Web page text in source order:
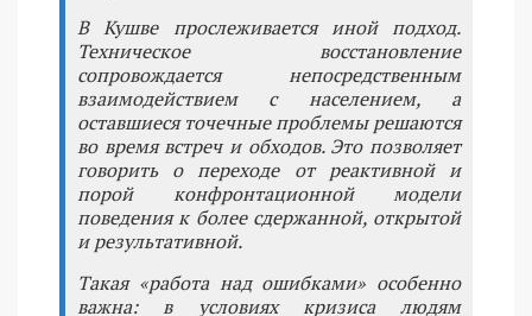
В Кушве прослеживается иной подход.
Техническое восстановление
сопровождается непосредственным
взаимодействием с населением, а
оставшиеся точечные проблемы решаются
во время встреч и обходов. Это позволяет
говорить о переходе от реактивной и
порой конфронтационной модели
поведения к более сдержанной, открытой
и результативной.
Такая «работа над ошибками» особенно
важна: в условиях кризиса людям